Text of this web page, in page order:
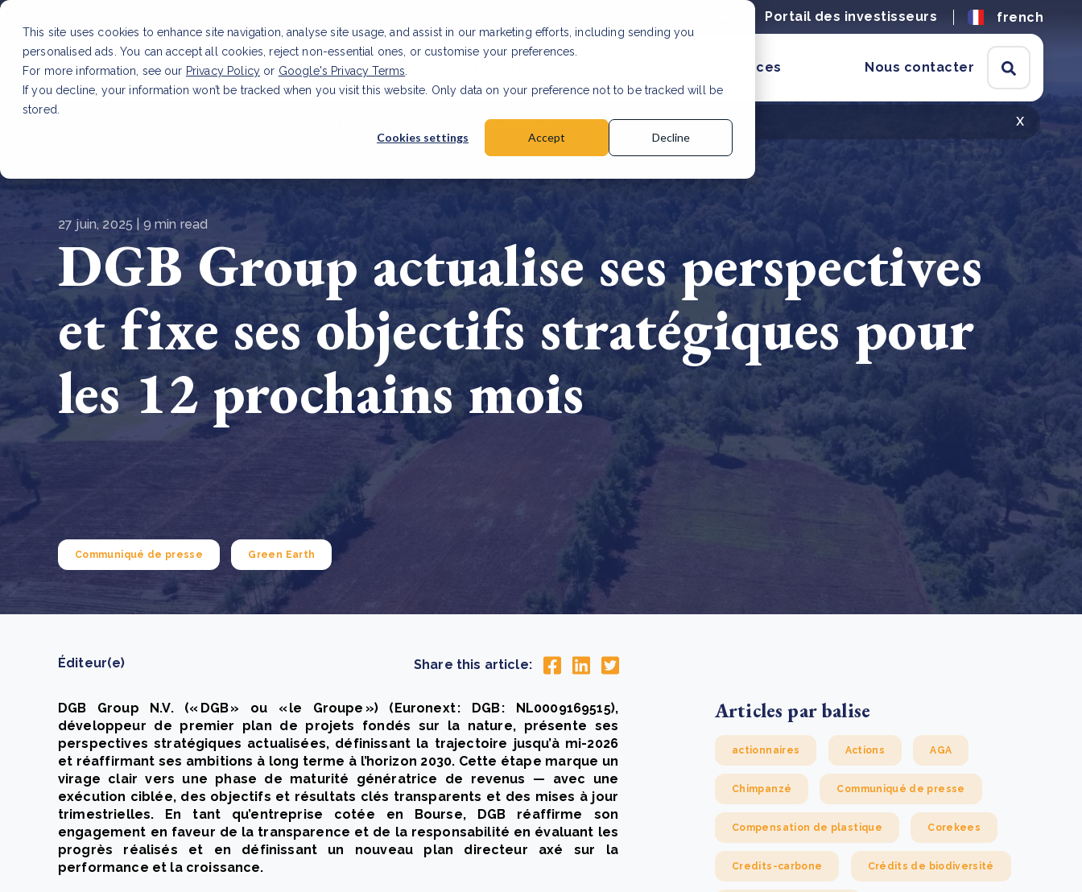
This site uses cookies to enhance site navigation, analyse site usage, and assist in our marketing efforts, including sending you
personalised ads. You can accept all cookies, reject non-essential ones, or customise your preferences.
For more information, see our Privacy Policy or Google's Privacy Terms
If you decline, your information won’t be tracked when you visit this website. Only data on your preference not to be tracked will be
stored.
Cookies settings Accept Decline
Portail des investisseurs french
Services et produits Ressources Nous contacter
How to improve Scope 3 data accuracy for CSRD
How community stewardship makes carbon credits
durable
En savoir plus
The new SBTi Corporate Net-Zero Standard: what it
x
Read Article
27 juin, 2025 | 9 min read
DGB Group actualise ses perspectives
et fixe ses objectifs stratégiques pour
les 12 prochains mois
Communiqué de presse Green Earth
Éditeur(e) Share this article:
DGB Group N.V. (« DGB » ou « le Groupe ») (Euronext : DGB : NL0009169515),
développeur de premier plan de projets fondés sur la nature, présente ses
perspectives stratégiques actualisées, définissant la trajectoire jusqu’à mi-2026
et réaffirmant ses ambitions à long terme à l’horizon 2030. Cette étape marque un
virage clair vers une phase de maturité génératrice de revenus — avec une
exécution ciblée, des objectifs et résultats clés transparents et des mises à jour
trimestrielles. En tant qu’entreprise cotée en Bourse, DGB réaffirme son
engagement en faveur de la transparence et de la responsabilité en évaluant les
progrès réalisés et en définissant un nouveau plan directeur axé sur la
performance et la croissance.
Articles par balise
actionnaires Actions AGA
Chimpanzé Communiqué de presse
Compensation de plastique Corekees
Credits-carbone Crédits de biodiversité